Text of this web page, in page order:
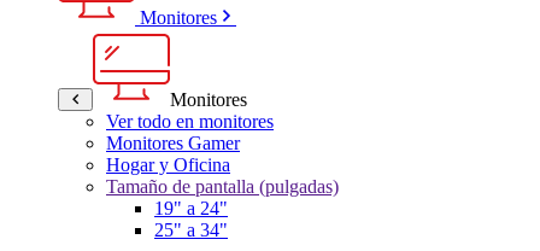
Monitores
Monitores
Ver todo en monitores
Monitores Gamer
Hogar y Oficina
Tamaño de pantalla (pulgadas)
19" a 24"
25" a 34"